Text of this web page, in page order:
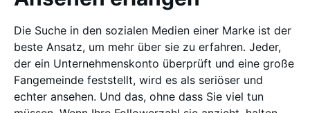
Die Suche in den sozialen Medien einer Marke ist der
beste Ansatz, um mehr über sie zu erfahren. Jeder,
der ein Unternehmenskonto überprüft und eine große
Fangemeinde feststellt, wird es als seriöser und
echter ansehen. Und das, ohne dass Sie viel tun